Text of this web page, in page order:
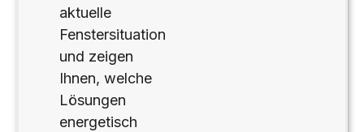
aktuelle
Fenstersituation
und zeigen
Ihnen, welche
Lösungen
energetisch